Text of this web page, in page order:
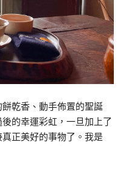
乾香、動手佈置的聖誕
的幸運彩虹，一旦加上了
正美好的事物了。我是